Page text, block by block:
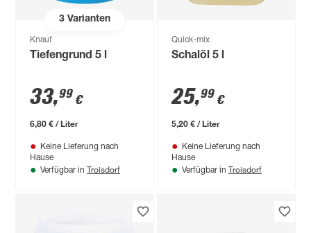
3Varianten
Knauf
Tiefengrund 5 l
33,99 €
6,80 € / Liter
Keine Lieferung nach
Hause
Verfügbar in Troisdorf
Quick-mix
Schalöl 5 l
25,99 €
5,20 € / Liter
Keine Lieferung nach
Hause
Verfügbar in Troisdorf